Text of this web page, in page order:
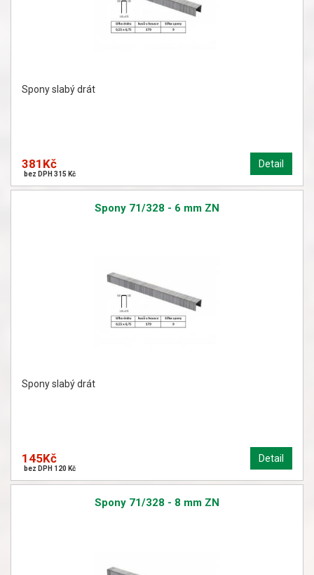
Spony slabý drát
Detail
381Kč
bez DPH 315 Kč
Spony 71/328 - 6 mm ZN
Spony slabý drát
Detail
145Kč
bez DPH 120 Kč
Spony 71/328 - 8 mm ZN